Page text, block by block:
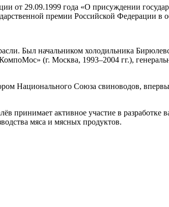
от 29.09.1999 года «О присуждении
премии Российской Федерации в
Был начальником холодильника
(г. Москва, 1993–2004 гг.),
Национального Союза свиноводов,
принимает активное участие в
мяса и мясных продуктов.